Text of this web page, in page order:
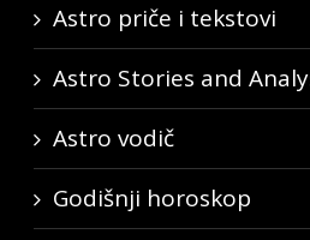
Astro priče i tekstovi
Astro Stories and
Astro vodič
Godišnji horoskop